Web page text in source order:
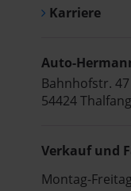
Karriere
Auto-
Bahnhofstr. 47
54424 Thalfang
Verkauf und
Montag-Freitag